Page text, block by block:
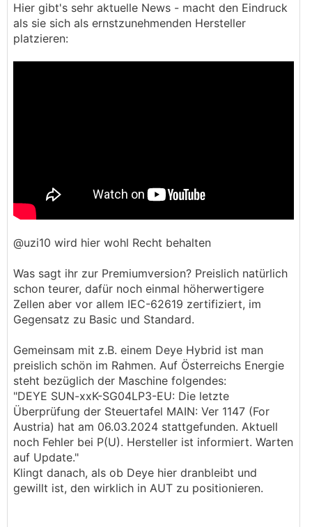
Gobel hat einfach tolle Hardware und ein spitzen
preis Leistungsverhältnis.
Kann ich allen empfehlen. Service passt auch. Die
sind immer erreichbar
Hier gibt's sehr aktuelle News - macht den Eindruck
als sie sich als ernstzunehmenden Hersteller
platzieren:
@uzi10 wird hier wohl Recht behalten
Was sagt ihr zur Premiumversion? Preislich natürlich
schon teurer, dafür noch einmal höherwertigere
Zellen aber vor allem IEC-62619 zertifiziert, im
Gegensatz zu Basic und Standard.
Gemeinsam mit z.B. einem Deye Hybrid ist man
preislich schön im Rahmen. Auf Österreichs Energie
steht bezüglich der Maschine folgendes:
"DEYE SUN-xxK-SG04LP3-EU: Die letzte
Überprüfung der Steuertafel MAIN: Ver 1147 (For
Austria) hat am 06.03.2024 stattgefunden. Aktuell
noch Fehler bei P(U). Hersteller ist informiert. Warten
auf Update."
Klingt danach, als ob Deye hier dranbleibt und
gewillt ist, den wirklich in AUT zu positionieren.